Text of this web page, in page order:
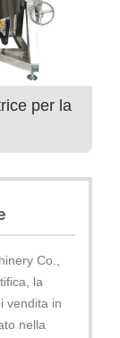
per la
Co.,
la
vendita in
nella